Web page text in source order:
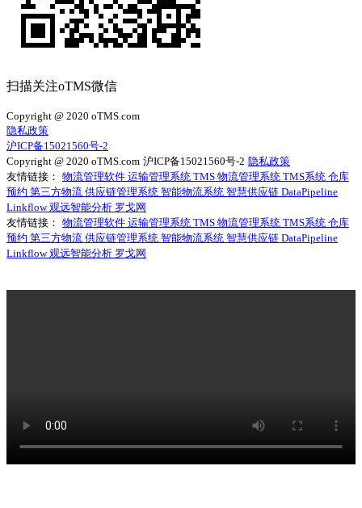
扫描关注oTMS微信
Copyright @ 2020 oTMS.com
隐私政策
沪ICP备15021560号-2
Copyright @ 2020 oTMS.com 沪ICP备15021560号-2 隐私政策
友情链接： 物流管理软件 运输管理系统 TMS 物流管理系统 TMS系统 仓库
预约 第三方物流 供应链管理系统 智能物流系统 智慧供应链 DataPipeline
Linkflow观远智能分析 罗戈网
友情链接： 物流管理软件 运输管理系统 TMS 物流管理系统 TMS系统 仓库
预约 第三方物流 供应链管理系统 智能物流系统 智慧供应链 DataPipeline
Linkflow观远智能分析 罗戈网